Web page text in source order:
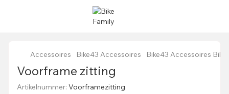
Accessoires Bike43 Accessoires Bike43 Accessoires
Voorframe zitting
Artikelnummer: Voorframezitting